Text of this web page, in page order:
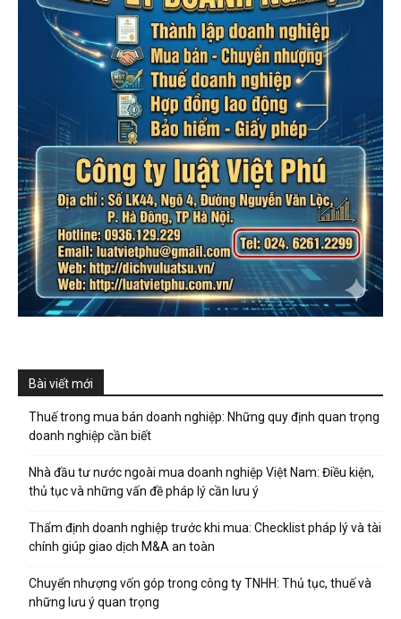
Bài viết mới
Thuế trong mua bán doanh nghiệp: Những quy định quan trọng
doanh nghiệp cần biết
Nhà đầu tư nước ngoài mua doanh nghiệp Việt Nam: Điều kiện,
thủ tục và những vấn đề pháp lý cần lưu ý
Thẩm định doanh nghiệp trước khi mua: Checklist pháp lý và tài
chính giúp giao dịch M&A an toàn
Chuyển nhượng vốn góp trong công ty TNHH: Thủ tục, thuế và
những lưu ý quan trọng